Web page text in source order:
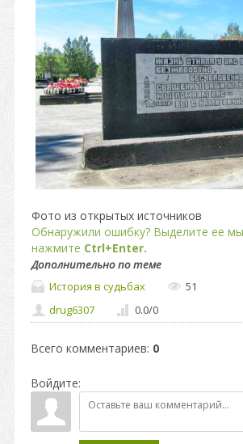
Фото из открытых источников
Обнаружили ошибку? Выделите ее
нажмите Ctrl+Enter.
Дополнительно по теме
История в судьбах
51
drug6307
0.0/0
Всего комментариев: 0
Войдите: